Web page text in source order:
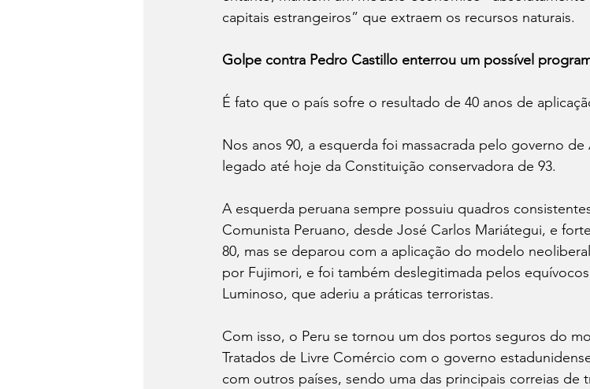
capitais estrangeiros” que extraem os recursos naturais.
Golpe contra Pedro Castillo enterrou um possível
É fato que o país sofre o resultado de 40 anos de
Nos anos 90, a esquerda foi massacrada pelo governo
legado até hoje da Constituição conservadora de 93.
A esquerda peruana sempre possuiu quadros
Comunista Peruano, desde José Carlos Mariátegui, e
80, mas se deparou com a aplicação do modelo
por Fujimori, e foi também deslegitimada pelos
Luminoso, que aderiu a práticas terroristas.
Com isso, o Peru se tornou um dos portos seguros do
Tratados de Livre Comércio com o governo
com outros países, sendo uma das principais correias de